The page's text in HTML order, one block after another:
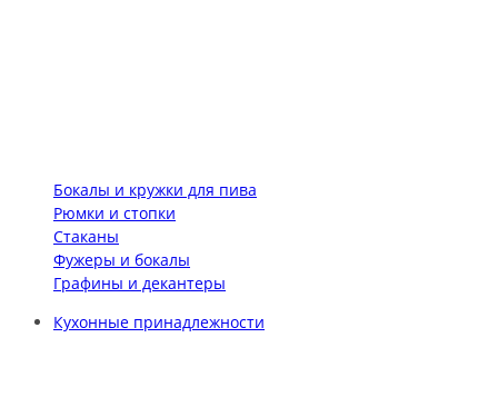
Бокалы и кружки для пива
Рюмки и стопки
Стаканы
Фужеры и бокалы
Графины и декантеры
Кухонные принадлежности